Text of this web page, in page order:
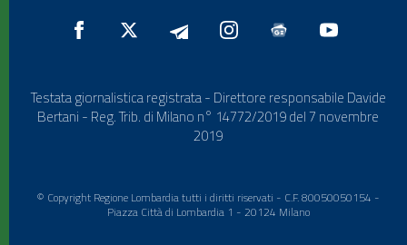
Testata giornalistica registrata - Direttore responsabile Davide
Bertani - Reg. Trib. di Milano n° 14772/2019 del 7 novembre
2019
© Copyright Regione Lombardia tutti i diritti riservati - C.F. 80050050154 -
Piazza Città di Lombardia 1 - 20124 Milano